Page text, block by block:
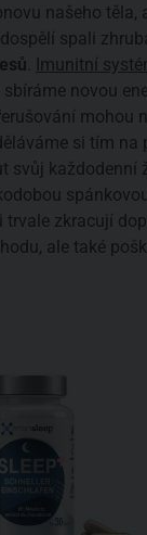
našeho těla,
spali
Imunitní
novou
mohou
si tím na
každodenní
zkracují
ale také